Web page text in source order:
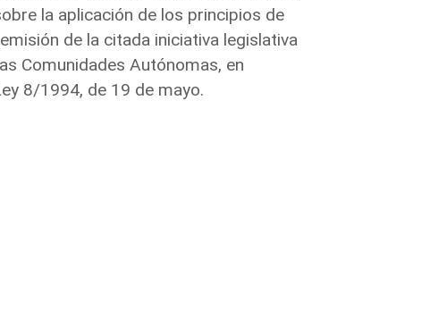
la aplicación de los principios de
de la citada iniciativa legislativa
Comunidades Autónomas, en
8/1994, de 19 de mayo.